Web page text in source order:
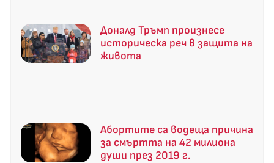
Доналд Тръмп произнесе
историческа реч в защита на
живота
Абортите са водеща причина
за смъртта на 42 милиона
души през 2019 г.